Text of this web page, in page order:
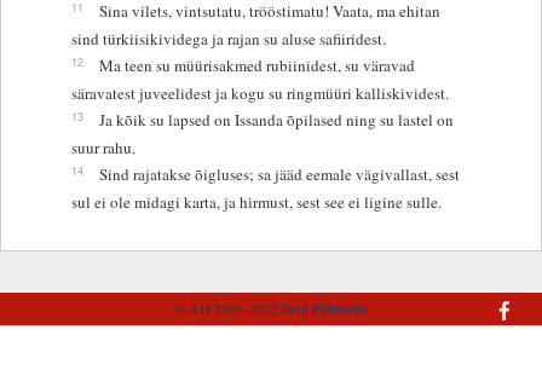
11
Sina vilets, vintsutatu, trööstimatu! Vaata, ma ehitan
sind türkiisikividega ja rajan su aluse safiiridest.
12
Ma teen su müürisakmed rubiinidest, su väravad
säravatest juveelidest ja kogu su ringmüüri kalliskividest.
13
Ja kõik su lapsed on Issanda õpilased ning su lastel on
suur rahu.
14
Sind rajatakse õigluses; sa jääd eemale vägivallast, sest
sul ei ole midagi karta, ja hirmust, sest see ei ligine sulle.
© AD 2005-2022Eesti Piibliselts